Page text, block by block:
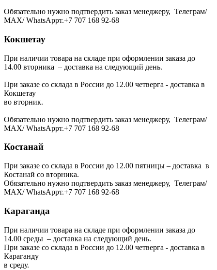
Обязательно нужно подтвердить заказ менеджеру, Телеграм/
МАХ/ WhatsAppт.+7 707 168 92-68
Кокшетау
При наличии товара на складе при оформлении заказа до
14.00 вторника – доставка на следующий день.
При заказе со склада в России до 12.00 четверга - доставка в
Кокшетау
во вторник.
Обязательно нужно подтвердить заказ менеджеру, Телеграм/
МАХ/ WhatsAppт.+7 707 168 92-68
Костанай
При заказе со склада в России до 12.00 пятницы – доставка в
Костанай со вторника.
Обязательно нужно подтвердить заказ менеджеру, Телеграм/
МАХ/ WhatsAppт.+7 707 168 92-68
Караганда
При наличии товара на складе при оформлении заказа до
14.00 среды – доставка на следующий день.
При заказе со склада в России до 12.00 четверга - доставка в
Караганду
в среду.